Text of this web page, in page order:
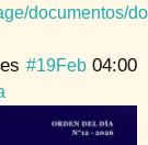
documentos/
#19Feb04:00